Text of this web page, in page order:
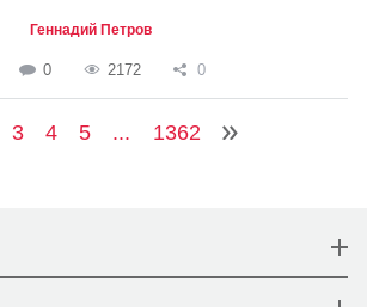
Геннадий Петров
0 2172 0
3 4 5 ... 1362